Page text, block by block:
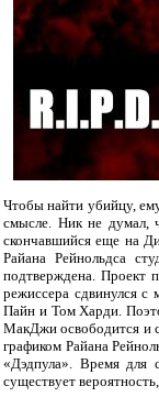
Чтобы найти убийцу,
смысле. Ник не думал,
скончавшийся еще на
Райана Рейнольдса
подтверждена. Проект
режиссера сдвинулся с
Пайн и Том Харди.
МакДжи освободится и
графиком Райана
«Дэдпула». Время для
существует